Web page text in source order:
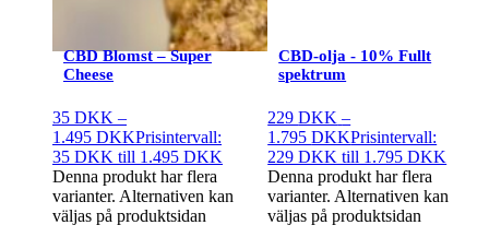
CBD Blomst – Super
Cheese
35 DKK –
1.495 DKKPrisintervall:
35 DKK till 1.495 DKK
Denna produkt har flera
varianter. Alternativen kan
väljas på produktsidan
CBD-olja - 10% Fullt
spektrum
229DKK –
1.795DKKPrisintervall:
229 DKK till 1.795 DKK
Denna produkt har flera
varianter. Alternativen kan
väljas på produktsidan